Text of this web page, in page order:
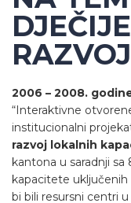
2006 – 2008.
“Interaktivne
institucionalni
razvoj lokalnih
kantona u saradnji sa
kapacitete uključenih
bi bili resursni centri